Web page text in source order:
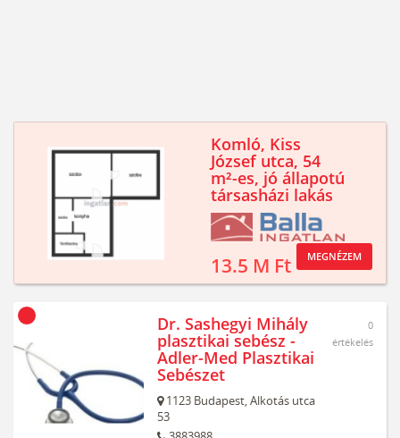
Komló, Kiss
József utca, 54
m²-es, jó állapotú
társasházi lakás
13.5 M Ft MEGNÉZEM
Dr. Sashegyi Mihály
plasztikai sebész -
Adler-Med Plasztikai
Sebészet
1123 Budapest,Alkotás utca
53
0
értékelés